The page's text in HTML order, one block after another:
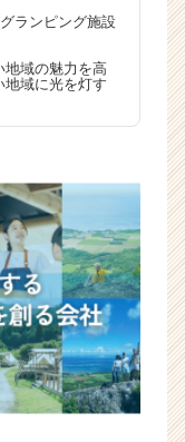
ランピング施設
地域の魅力を高
地域に光を灯す